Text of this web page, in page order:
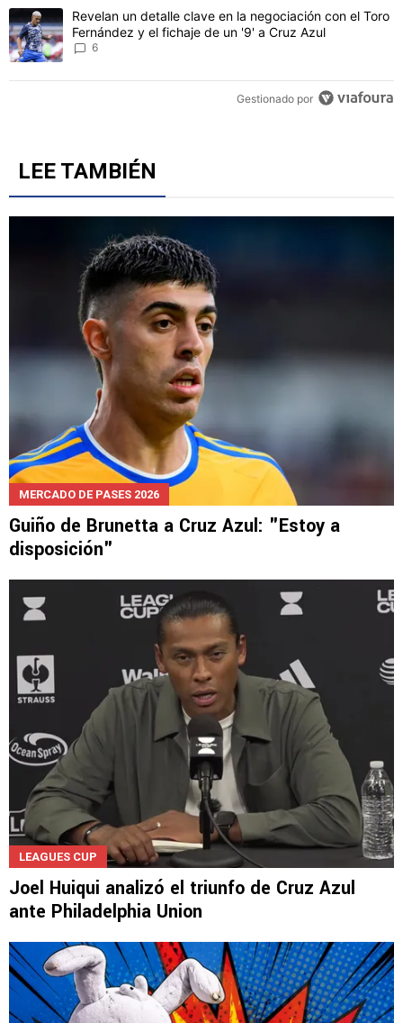
CONVERSACIONES ACTIVAS
Este listado muestra los artículos con más comentarios en los
Un artículo de tendencia con el título "¿Willer Ditta se pierde el
¿Willer Ditta se pierde el próximo partido de Cruz
Azul? Revelan la postura del cuerpo técnico
Un artículo de tendencia con el título "Revelan un detalle clave
Revelan un detalle clave en la negociación con el Toro
LEE TAMBIÉN
Guiño de Brunetta a Cruz Azul: "Estoy a
Joel Huiqui analizó el triunfo de Cruz Azul
ante Philadelphia Union